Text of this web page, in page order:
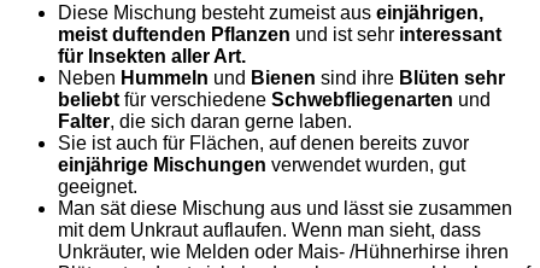
Diese Mischung besteht zumeist aus einjährigen,
meist duftenden Pflanzen und ist sehr interessant
für Insekten aller Art.
Neben Hummeln und Bienen sind ihre Blüten sehr
beliebt für verschiedene Schwebfliegenarten und
Falter, die sich daran gerne laben.
Sie ist auch für Flächen, auf denen bereits zuvor
einjährige Mischungen verwendet wurden, gut
geeignet.
Man sät diese Mischung aus und lässt sie zusammen
mit dem Unkraut auflaufen. Wenn man sieht, dass
Unkräuter, wie Melden oder Mais- /Hühnerhirse ihren